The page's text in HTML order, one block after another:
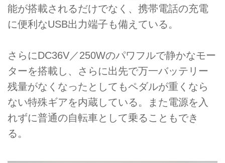
能が搭載されるだけでなく、携帯電話の充電
に便利なUSB出力端子も備えている。
さらにDC36V／250Wのパワフルで静かなモー
ターを搭載し、さらに出先で万一バッテリー
残量がなくなったとしてもペダルが重くなら
ない特殊ギアを内蔵している。また電源を入
れずに普通の自転車として乗ることもでき
る。